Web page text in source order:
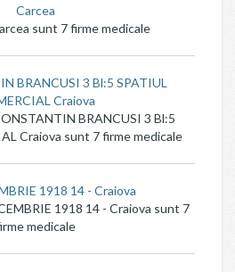
Carcea
sunt 7 firme medicale
BRANCUSI 3 Bl:5 SPATIUL
Craiova
BRANCUSI 3 Bl:5
Craiova sunt 7 firme medicale
1918 14 - Craiova
1918 14 - Craiova sunt 7
medicale